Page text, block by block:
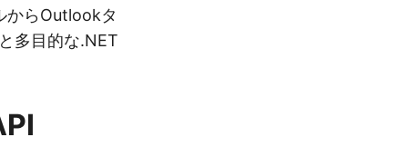
からOutlookタ
多目的な.NET